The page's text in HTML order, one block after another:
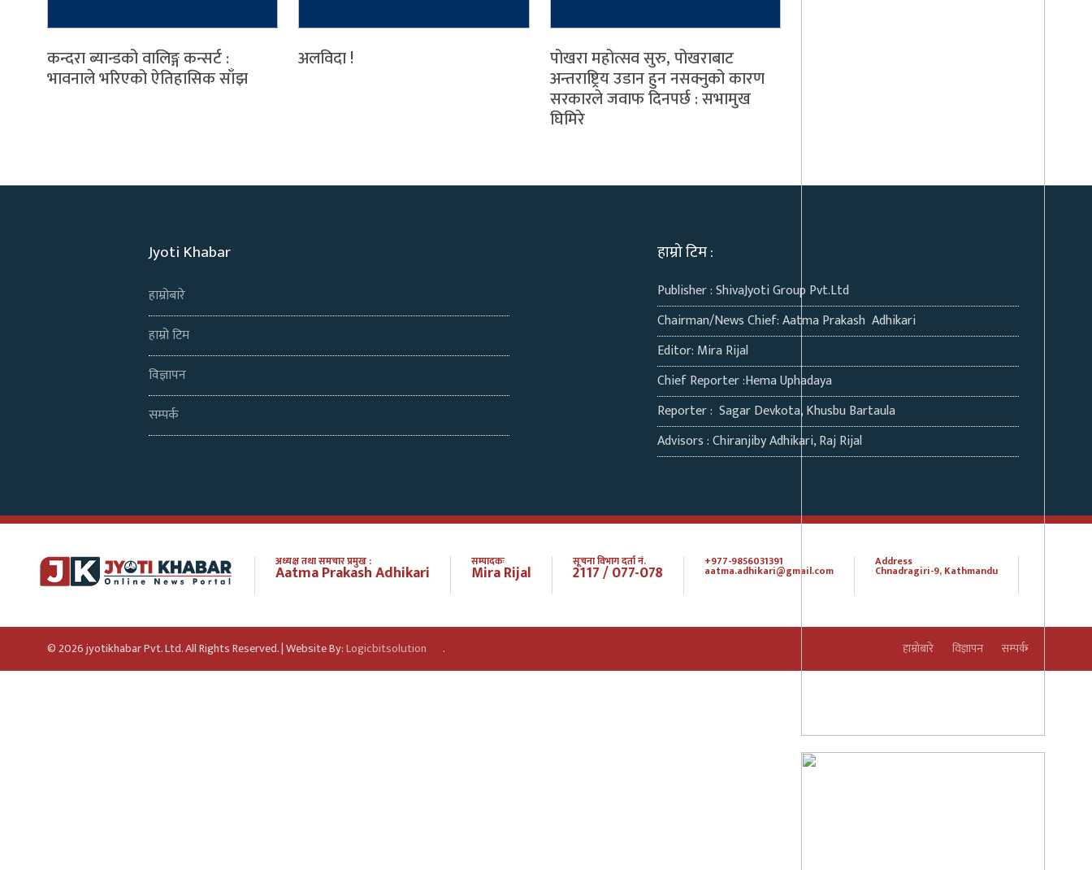
कन्दरा ब्यान्डको वालिङ्ग कन्सर्ट :
भावनाले भरिएको ऐतिहासिक साँझ
अलविदा ! पोखरा महोत्सव सुरु, पोखराबाट
अन्तराष्ट्रिय उडान हुन नसक्नुको कारण
सरकारले जवाफ दिनपर्छ : सभामुख
घिमिरे
Jyoti Khabar
हाम्रोबारे
हाम्रो टिम
विज्ञापन
सम्पर्क
हाम्रो टिम :
Publisher : ShivaJyoti Group Pvt.Ltd
Chairman/News Chief: Aatma Prakash Adhikari
Editor: Mira Rijal
Chief Reporter :Hema Uphadaya
Reporter : Sagar Devkota, Khusbu Bartaula
Advisors : Chiranjiby Adhikari, Raj Rijal
अध्यक्ष तथा समचार प्रमुख :
Aatma Prakash Adhikari सम्पादकः
Mira Rijal सूचना विभाग दर्ता नं.
2117 / 077-078 +977-9856031391
aatma.adhikari@gmail.com
Address
Chnadragiri-9, Kathmandu
© 2026 jyotikhabar Pvt. Ltd. All Rights Reserved. | Website By:Logicbitsolution . हाम्रोबारे विज्ञापन सम्पर्क